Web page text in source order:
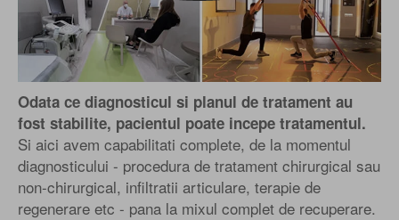
Odata ce diagnosticul si planul de tratament au
fost stabilite, pacientul poate incepe tratamentul.
Si aici avem capabilitati complete, de la momentul
diagnosticului - procedura de tratament chirurgical sau
non-chirurgical, infiltratii articulare, terapie de
regenerare etc - pana la mixul complet de recuperare.